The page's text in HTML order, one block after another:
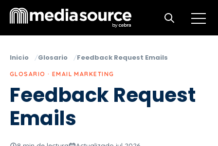
Open
Open search
Inicio Glosario Feedback Request Emails
GLOSARIO · EMAIL MARKETING
Feedback Request
Emails